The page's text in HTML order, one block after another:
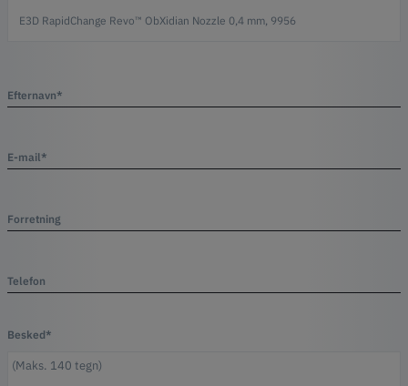
Efternavn*
E-mail*
Forretning
Telefon
Besked*